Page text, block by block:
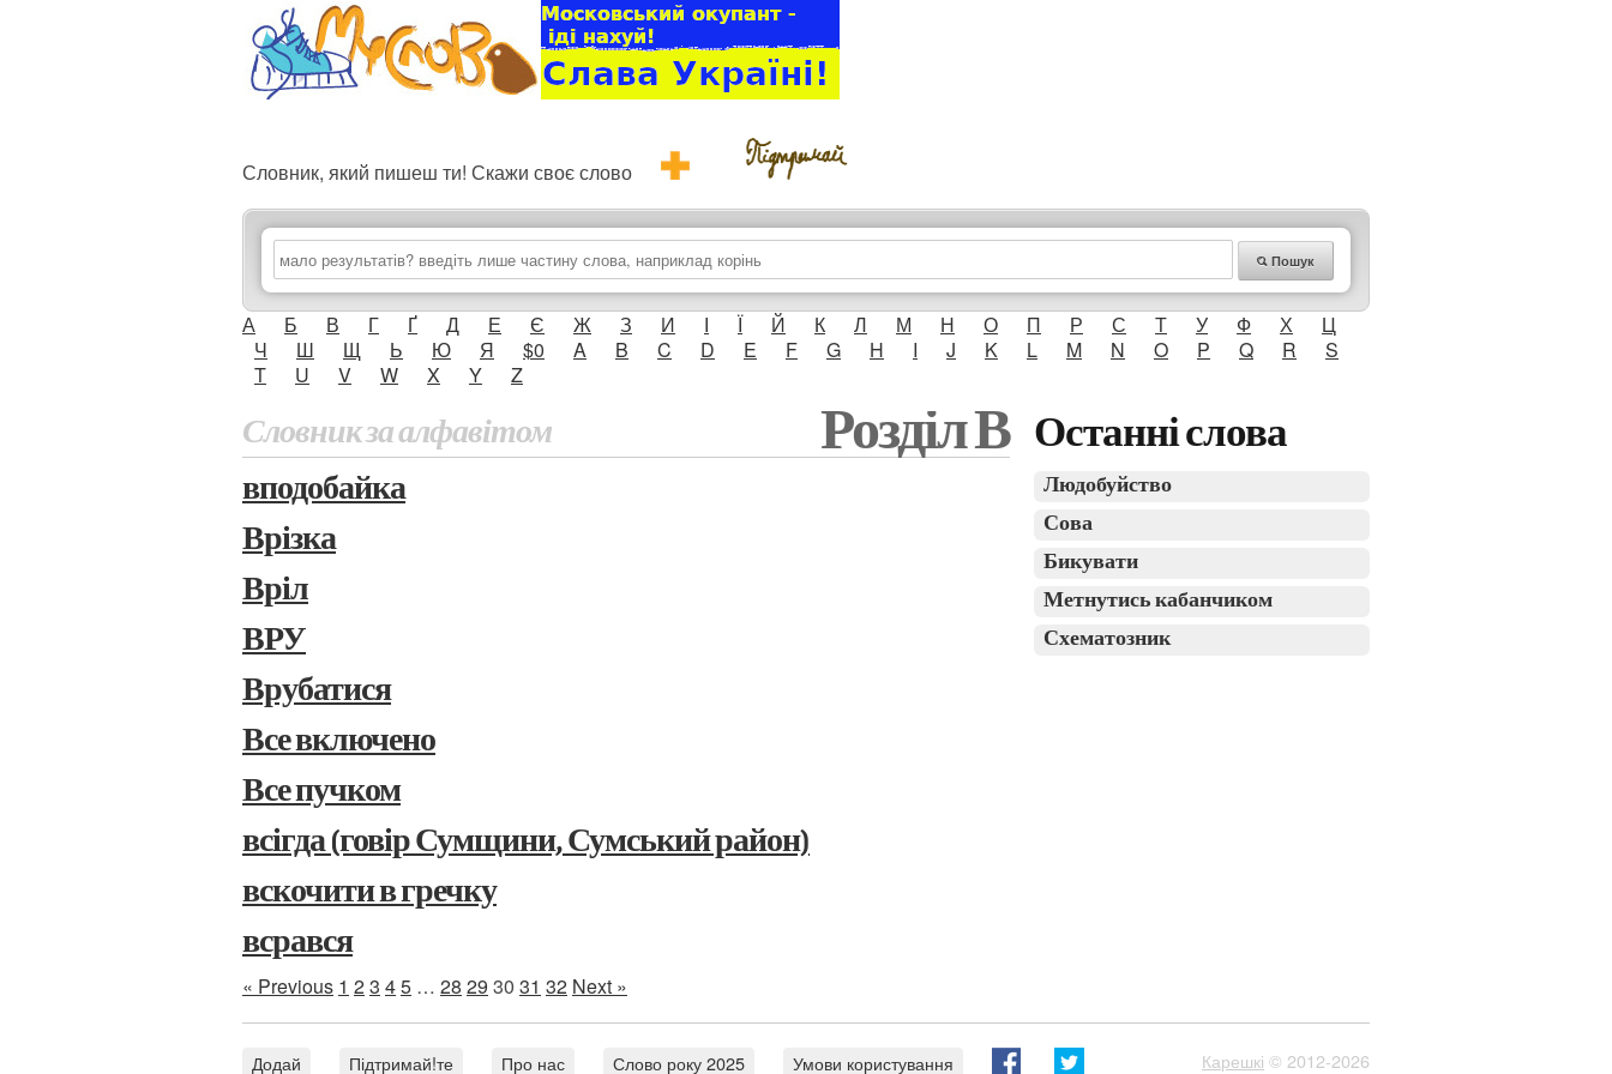
Словник, який пишеш ти! Скажи своє слово
Пошук
А Б В Г Ґ Д Е Є Ж З И І Ї Й К Л М Н О П Р С Т У Ф Х
Ц
Ч
Ш Щ Ь Ю Я $0 A B C D E F G H I J K L M N O P Q R
S
T
U V W X Y Z
Словник за алфавітом Розділ В
вподобайка
Врізка
Вріл
ВРУ
Врубатися
Все включено
Все пучком
всігда (говір Сумщини, Сумський район)
вскочити в гречку
всрався
« Previous 1 23 45 … 28 29 30 31 32 Next »
Останні слова
Людобуйство
Сова
Бикувати
Метнутись кабанчиком
Схематозник
Додай Підтримай!те Про нас Слово року 2025 Умови користування Карешкі © 2012-2026